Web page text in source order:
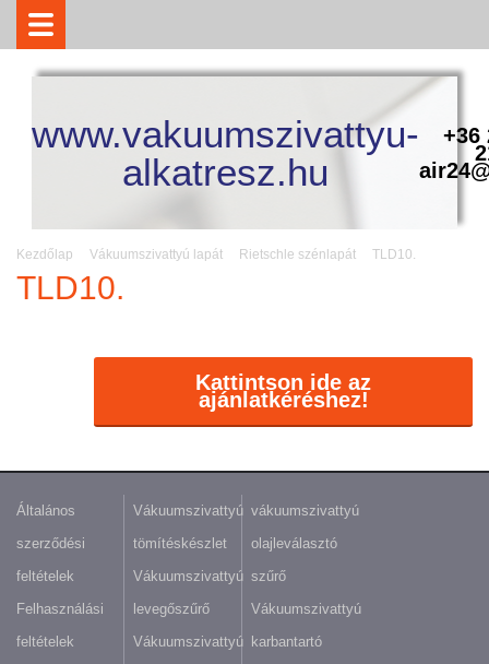
www.vakuumszivattyu-
alkatresz.hu
+36
Kezdőlap Vákuumszivattyú lapát Rietschle szénlapát TLD10.
TLD10.
Kattintson ide az
ajánlatkéréshez!
Általános
szerződési
feltételek
Felhasználási
feltételek
Vákuumszivattyú
tömítéskészlet
Vákuumszivattyú
levegőszűrő
Vákuumszivattyú
vákuumszivattyú
olajleválasztó
szűrő
Vákuumszivattyú
karbantartó